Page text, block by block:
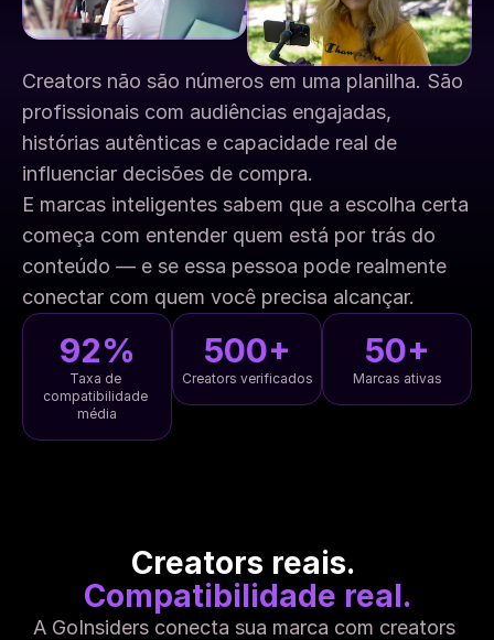
Creators não são números em uma planilha. São
profissionais com audiências engajadas,
histórias autênticas e capacidade real de
influenciar decisões de compra.
E marcas inteligentes sabem que a escolha certa
começa com entender quem está por trás do
conteúdo — e se essa pessoa pode realmente
conectar com quem você precisa alcançar.
92%
Taxa de
compatibilidade
média
500+
Creators verificados
50+
Marcas ativas
Compatibilidade real.
A GoInsiders conecta sua marca com creators